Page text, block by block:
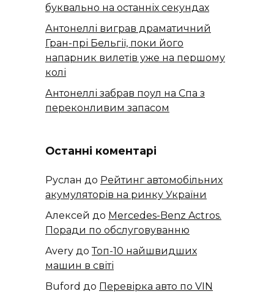
буквально на останніх секундах
Антонеллі виграв драматичний
Гран-прі Бельгії, поки його
напарник вилетів уже на першому
колі
Антонеллі забрав поул на Спа з
переконливим запасом
Останні коментарі
Руслан до Рейтинг автомобільних
акумуляторів на ринку України
Алексей до ​​Mercedes-Benz Actros.
Поради по обслуговуванню
Avery доТоп-10 найшвидших
машин в світі
Buford до Перевірка авто по VIN